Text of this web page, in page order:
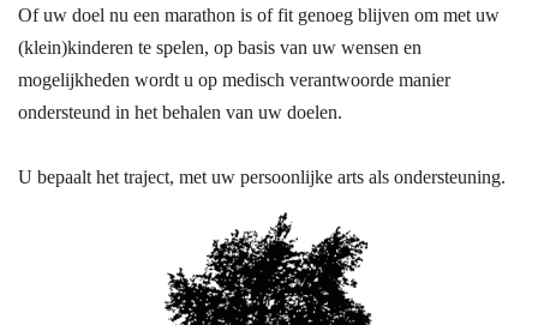
Of uw doel nu een marathon is of fit genoeg blijven om met uw
(klein)kinderen te spelen, op basis van uw wensen en
mogelijkheden wordt u op medisch verantwoorde manier
ondersteund in het behalen van uw doelen.
U bepaalt het traject, met uw persoonlijke arts als ondersteuning.